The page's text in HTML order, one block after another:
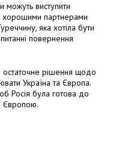
можуть виступити
хорошими партнерами
яка хотіла бути
повернення
рішення щодо
Україна та Європа.
Росія була готова до
Європою.